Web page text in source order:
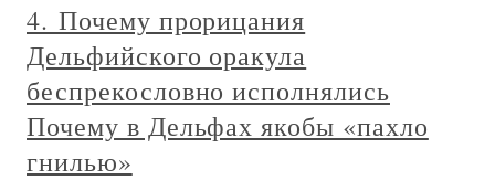
4. Почему прорицания
Дельфийского оракула
беспрекословно исполнялись
Почему в Дельфах якобы «пахло
гнилью»